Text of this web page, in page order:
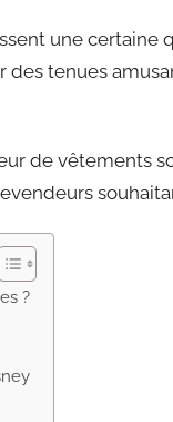
une certaine
tenues
de vêtements
?